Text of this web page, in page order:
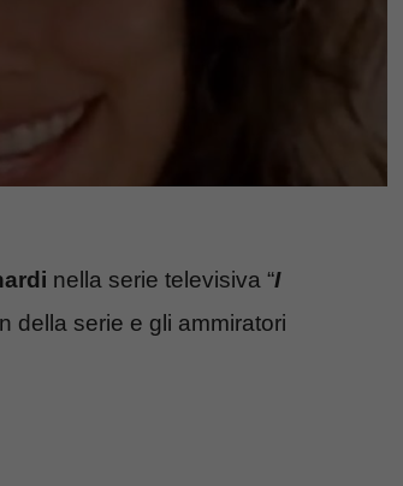
nella serie televisiva “I
della serie e gli ammiratori